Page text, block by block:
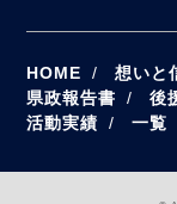
HOME 想いと
県政報告書
後
活動実績
一覧